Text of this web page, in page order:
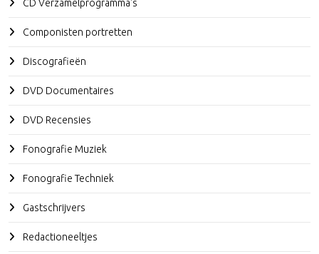
CD Verzamelprogramma's
Componisten portretten
Discografieën
DVD Documentaires
DVD Recensies
Fonografie Muziek
Fonografie Techniek
Gastschrijvers
Redactioneeltjes